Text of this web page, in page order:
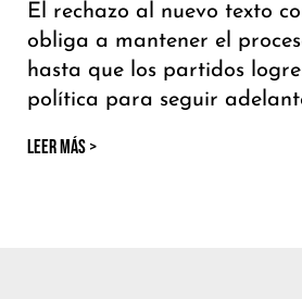
El rechazo al nuevo texto
obliga a mantener el
hasta que los partidos
política para seguir
LEER MÁS >